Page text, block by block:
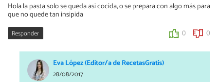
Hola la pasta solo se queda asi cocida, o se prepara con algo más para
que no quede tan insipida
Responder 0 0
Eva López (Editor/a de RecetasGratis)
28/08/2017